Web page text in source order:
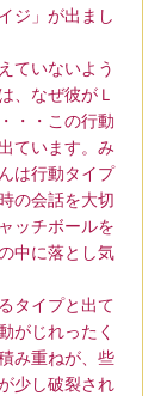
ジ」が出まし
ていないよう
、なぜ彼がＬ
・・この行動
ています。み
は行動タイプ
の会話を大切
ッチボールを
中に落とし気
タイプと出て
がじれったく
み重ねが、些
少し破裂され